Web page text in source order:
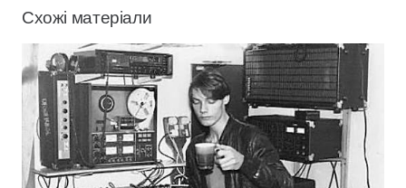
Схожі матеріали